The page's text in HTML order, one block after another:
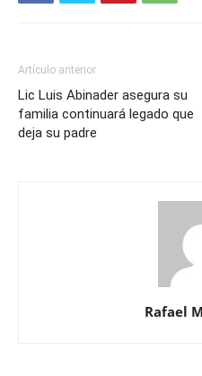
Artículo anterior
Lic Luis Abinader asegura su
familia continuará legado que
deja su padre
Rafael